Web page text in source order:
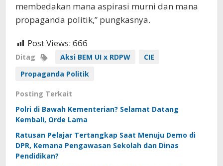
membedakan mana aspirasi murni dan mana
propaganda politik,” pungkasnya.
Post Views: 666
Ditag Aksi BEM UI x RDPW
CIE
Propaganda Politik
Posting Terkait
Polri di Bawah Kementerian? Selamat Datang
Kembali, Orde Lama
Ratusan Pelajar Tertangkap Saat Menuju Demo di
DPR, Kemana Pengawasan Sekolah dan Dinas
Pendidikan?